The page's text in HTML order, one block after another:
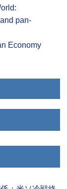
pan-
Economy